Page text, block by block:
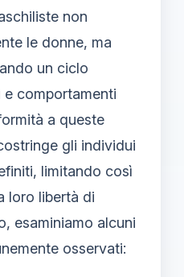
non
le donne, ma
un ciclo
comportamenti
a queste
gli individui
limitando così
loro libertà di
esaminiamo alcuni
osservati: